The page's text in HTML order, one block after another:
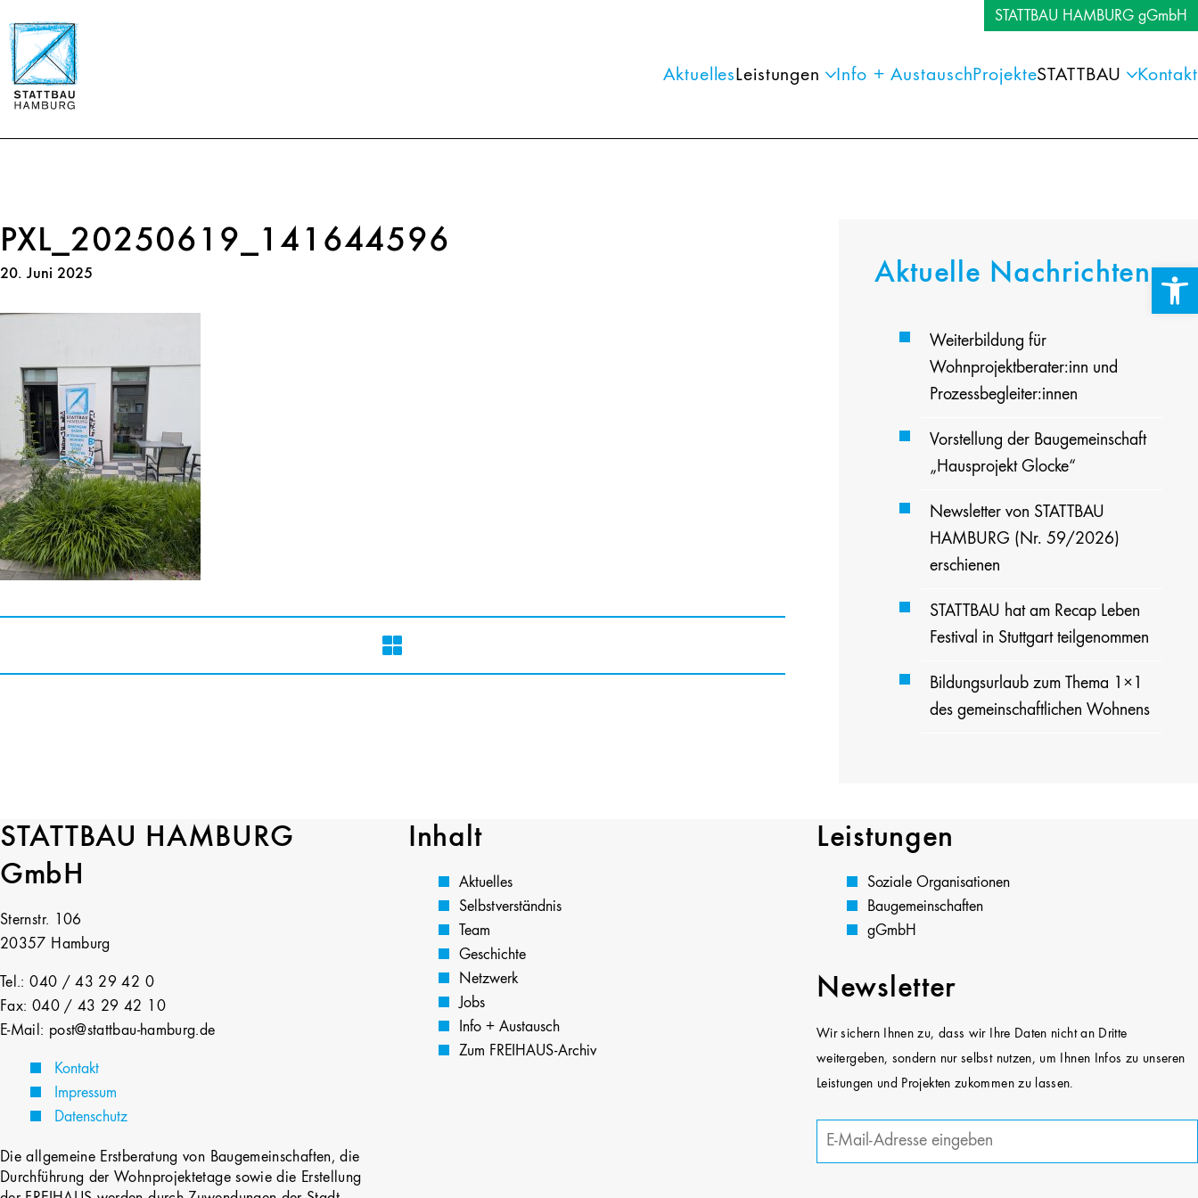
STATTBAU HAMBURG gGmbH
AktuellesLeistungen Info + AustauschProjekteSTATTBAU Kontakt
PXL_20250619_141644596
20. Juni 2025 Aktuelle Nachrichten
Weiterbildung für
Wohnprojektberater:inn und
Prozessbegleiter:innen
Vorstellung der Baugemeinschaft
„Hausprojekt Glocke“
Newsletter von STATTBAU
HAMBURG (Nr. 59/2026)
erschienen
STATTBAU hat am Recap Leben
Festival in Stuttgart teilgenommen
Bildungsurlaub zum Thema 1×1
des gemeinschaftlichen Wohnens
STATTBAU HAMBURG
GmbH
Sternstr. 106
20357 Hamburg
Tel.: 040 / 43 29 42 0
Fax: 040 / 43 29 42 10
E-Mail: post@stattbau-hamburg.de
Kontakt
Impressum
Datenschutz
Die allgemeine Erstberatung von Baugemeinschaften, die
Durchführung der Wohnprojektetage sowie die Erstellung
Inhalt
Aktuelles
Selbstverständnis
Team
Geschichte
Netzwerk
Jobs
Info + Austausch
Zum FREIHAUS-Archiv
Leistungen
Soziale Organisationen
Baugemeinschaften
gGmbH
Newsletter
Wir sichern Ihnen zu, dass wir Ihre Daten nicht an Dritte
weitergeben, sondern nur selbst nutzen, um Ihnen Infos zu unseren
Leistungen und Projekten zukommen zu lassen.